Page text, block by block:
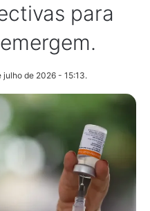
para
julho de 2026 - 15:13.